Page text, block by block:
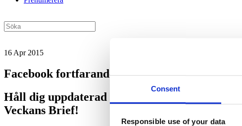
Consent
Responsible use of your data
16 Apr 2015
Facebook fortfarande störst bland tonåringar
Håll dig uppdaterad med
Veckans Brief!